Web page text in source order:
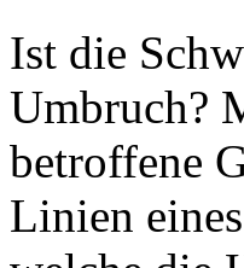
Ist die
Umbruch?
betroffene
Linien